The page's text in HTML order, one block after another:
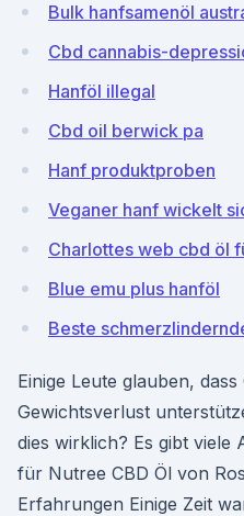
Bulk hanfsamenöl
Cbd cannabis-
Hanföl illegal
Cbd oil berwick pa
Hanf produktproben
Veganer hanf wickelt
Charlottes web cbd öl
Blue emu plus hanföl
Beste
Einige Leute glauben,
Gewichtsverlust
dies wirklich? Es gibt viele
für Nutree CBD Öl von
Erfahrungen Einige Zeit